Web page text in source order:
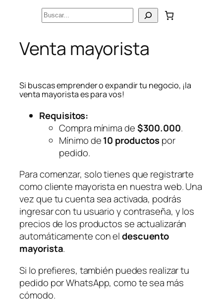
Buscar
Venta mayorista
Si buscas emprender o expandir tu negocio, ¡la
venta mayorista es para vos!
Requisitos:
Compra mínima de$300.000.
Mínimo de10 productospor
pedido.
Para comenzar, solo tienes que registrarte
como cliente mayorista en nuestra web. Una
vez que tu cuenta sea activada, podrás
ingresar con tu usuario y contraseña, y los
precios de los productos se actualizarán
automáticamente con eldescuento
mayorista.
Si lo prefieres, también puedes realizar tu
pedido por WhatsApp, como te sea más
cómodo.